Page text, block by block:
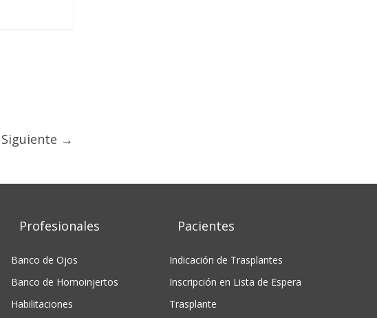
Siguiente →
Profesionales
Banco de Ojos
Banco de Homoinjertos
Habilitaciones
Pacientes
Indicación de Trasplantes
Inscripción en Lista de Espera
Trasplante